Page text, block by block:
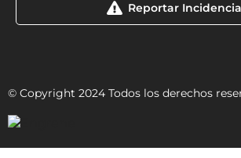
Reportar
© Copyright 2024 Todos los derechos